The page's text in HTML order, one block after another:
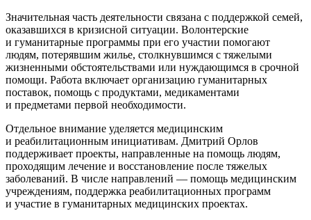
Значительная часть деятельности связана с поддержкой семей,
оказавшихся в кризисной ситуации. Волонтерские
и гуманитарные программы при его участии помогают
людям, потерявшим жилье, столкнувшимся с тяжелыми
жизненными обстоятельствами или нуждающимся в срочной
помощи. Работа включает организацию гуманитарных
поставок, помощь с продуктами, медикаментами
и предметами первой необходимости.
Отдельное внимание уделяется медицинским
и реабилитационным инициативам. Дмитрий Орлов
поддерживает проекты, направленные на помощь людям,
проходящим лечение и восстановление после тяжелых
заболеваний. В числе направлений — помощь медицинским
учреждениям, поддержка реабилитационных программ
и участие в гуманитарных медицинских проектах.